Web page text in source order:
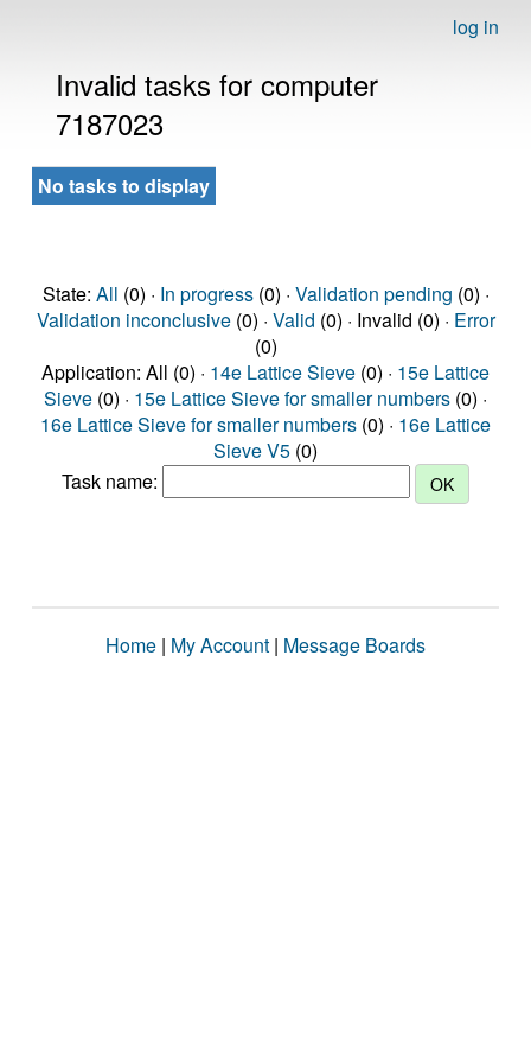
log in
Invalid tasks for computer
7187023
No tasks to display
State: All (0) · In progress(0) · Validation pending (0) ·
Validation inconclusive(0) · Valid (0) · Invalid (0) · Error
(0)
Application: All (0) · 14e Lattice Sieve (0) · 15e Lattice
Sieve (0) · 15e Lattice Sieve for smaller numbers (0) ·
16e Lattice Sieve for smaller numbers (0) · 16e Lattice
Sieve V5 (0)
Task name:
Home | My Account | Message Boards